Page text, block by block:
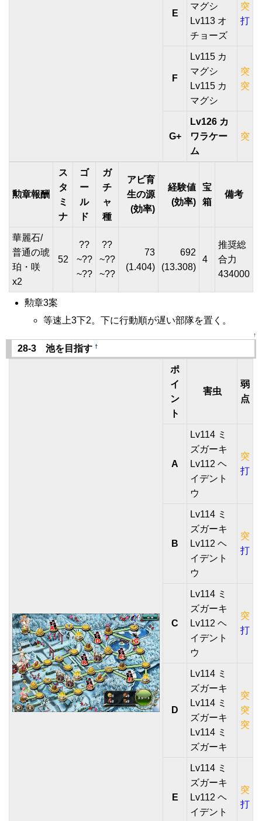
E
マグシ
Lv113 オ
チョーズ
突
打
F
Lv115 カ
マグシ
Lv115 カ
マグシ
突
突
G+
Lv126 カ
ワラケー
ム
突
勲章報酬
ス
タ
ミ
ナ
ゴ
ー
ル
ド
ガ
チ
ャ
種
アビ育
生の源
(効率)
経験値
(効率)
宝
箱
備考
華麗石/
普通の琥
珀・咲
x2
52
??
~??
~??
??
~??
~??
73
(1.404)
692
(13.308)
4
推奨総
合力
434000
勲章3案
等速上3下2。下に行動順が遅い部隊を置く。
↑
28-3 池を目指す †
ポ
イ
ン
ト
害虫
弱
点
A
Lv114 ミ
ズガーキ
Lv112 ヘ
イデント
ウ
突
打
B
Lv114 ミ
ズガーキ
Lv112 ヘ
イデント
ウ
突
打
C
Lv114 ミ
ズガーキ
Lv112 ヘ
イデント
ウ
突
打
D
Lv114 ミ
ズガーキ
Lv114 ミ
ズガーキ
Lv114 ミ
ズガーキ
突
突
突
E
Lv114 ミ
ズガーキ
Lv112 ヘ
イデント
突
打